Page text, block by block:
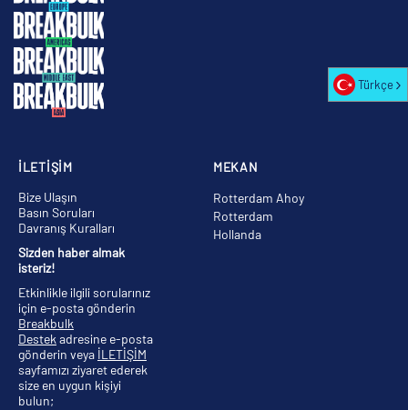
MEKAN
Rotterdam Ahoy
Rotterdam
Hollanda
İLETİŞİM
Bize Ulaşın
Basın Soruları
Davranış Kuralları
Sizden haber almak
isteriz!
Etkinlikle ilgili sorularınız
için e-posta gönderin
Breakbulk
Destek adresine e-posta
gönderin veya İLETİŞİM
sayfamızı ziyaret ederek
size en uygun kişiyi
bulun;
Türkçe